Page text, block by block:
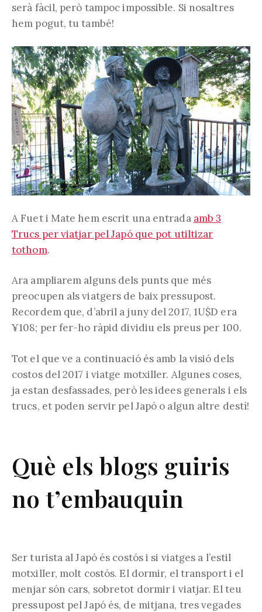
serà fàcil, però tampoc impossible. Si nosaltres
hem pogut, tu també!
A Fuet i Mate hem escrit una entrada amb 3
Trucs per viatjar pel Japó que pot utiltizar
tothom.
Ara ampliarem alguns dels punts que més
preocupen als viatgers de baix pressupost.
Recordem que, d’abril a juny del 2017, 1U$D era
¥108; per fer-ho ràpid dividiu els preus per 100.
Tot el que ve a continuació és amb la visió dels
costos del 2017 i viatge motxiller. Algunes coses,
ja estan desfassades, però les idees generals i els
trucs, et poden servir pel Japó o algun altre destí!
Què els blogs guiris
no t’embauquin
Ser turista al Japó és costós i si viatges a l’estil
motxiller, molt costós. El dormir, el transport i el
menjar són cars, sobretot dormir i viatjar. El teu
pressupost pel Japó és, de mitjana, tres vegades